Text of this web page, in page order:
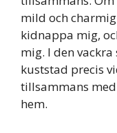
mild och
kidnappa mig,
mig. I den
kuststad precis
tillsammans
hem.